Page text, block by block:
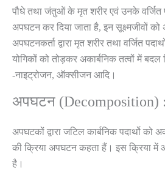
पौधे तथा जंतुओं के मृत शरीर एवं उनके वर्जित
अपघटन कर दिया जाता है, इन सूक्ष्मजीवों
अपघटनकर्ता द्वारा मृत शरीर तथा वर्जित
योगिकों को तोड़कर अकार्बनिक तत्वों में
-नाइट्रोजन, ऑक्सीजन आदि।
अपघटन (Decomposition)
अपघटकों द्वारा जटिल कार्बनिक पदार्थो को
की क्रिया अपघटन कहता हैं। इस क्रिया में
है।